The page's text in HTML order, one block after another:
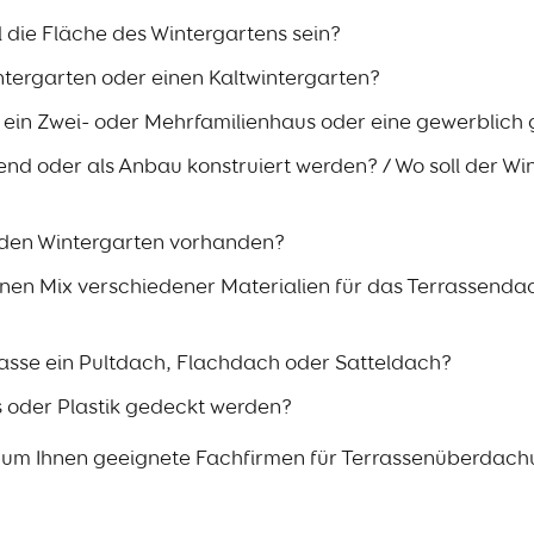
Fläche des Wintergartens sein?
oder einen Kaltwintergarten?
Zwei- oder Mehrfamilienhaus oder eine gewerblich
oder als Anbau konstruiert werden? / Wo soll der
Wintergarten vorhanden?
Mix verschiedener Materialien für das
ein Pultdach, Flachdach oder Satteldach?
Plastik gedeckt werden?
Ihnen geeignete Fachfirmen für